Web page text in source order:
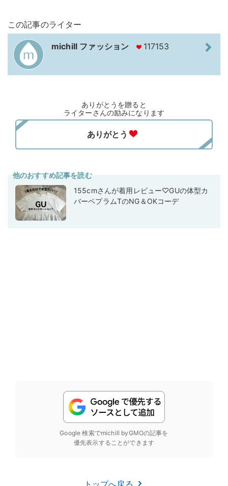
この記事のライター
michill ファッション 117153
ありがとうを贈ると
ライターさんの励みになります
他のおすすめ記事を読む
155cmさんが着用レビュー♡GUの体型カ
バーペプラムTのNG＆OKコーデ
Google 検索でmichill byGMOの記事を
優先表示することができます